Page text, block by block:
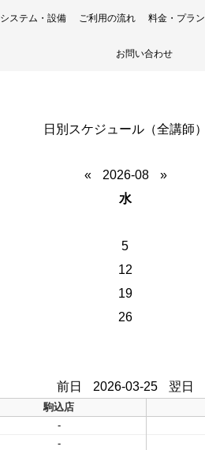
システム・設備 ご利用の流れ 料金・プラン
お問い合わせ
日別スケジュール（全講師）
« 2026-08
»
水
5
12
19
26
前日 2026-03-25 翌日
駒込店
-
-